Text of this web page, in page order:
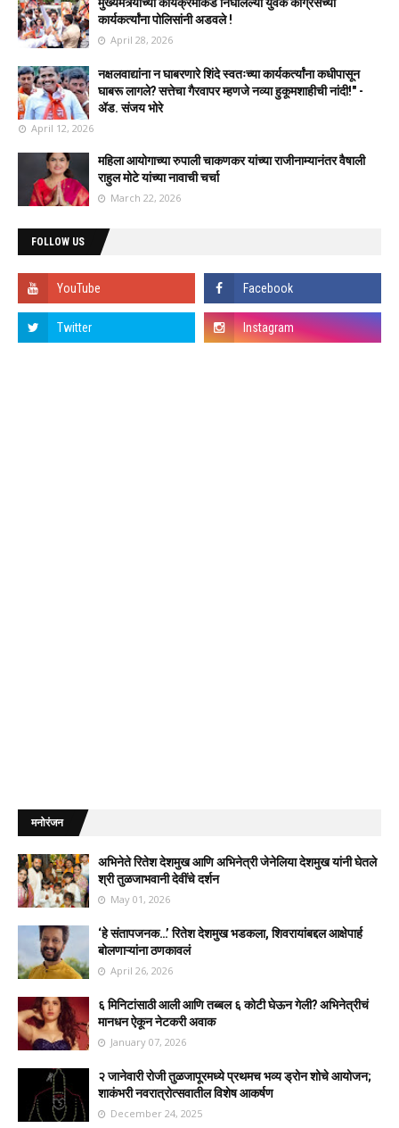
कार्यकर्त्यांना पोलिसांनी अडवले !
April 28, 2026
नक्षलवाद्यांना न घाबरणारे शिंदे स्वतःच्या कार्यकर्त्यांना कधीपासून
घाबरू लागले? सत्तेचा गैरवापर म्हणजे नव्या हुकूमशाहीची नांदी!" -
ॲड. संजय भोरे
April 12, 2026
महिला आयोगाच्या रुपाली चाकणकर यांच्या राजीनाम्यानंतर वैषाली
राहुल मोटे यांच्या नावाची चर्चा
March 22, 2026
FOLLOW US
मनोरंजन
अभिनेते रितेश देशमुख आणि अभिनेत्री जेनेलिया देशमुख यांनी घेतले
श्री तुळजाभवानी देवींचे दर्शन
May 01, 2026
‘हे संतापजनक…’ रितेश देशमुख भडकला, शिवरायांबद्दल आक्षेपार्ह
बोलणाऱ्यांना ठणकावलं
April 26, 2026
६ मिनिटांसाठी आली आणि तब्बल ६ कोटी घेऊन गेली? अभिनेत्रीचं
मानधन ऐकून नेटकरी अवाक
January 07, 2026
२ जानेवारी रोजी तुळजापूरमध्ये प्रथमच भव्य ड्रोन शोचे आयोजन;
शाकंभरी नवरात्रोत्सवातील विशेष आकर्षण
December 24, 2025